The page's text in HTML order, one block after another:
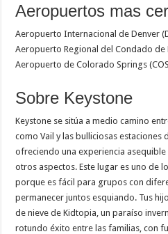
Aeropuertos mas
Aeropuerto Internacional de Denver
Aeropuerto Regional del Condado de
Aeropuerto de Colorado Springs
Sobre Keystone
Keystone se sitúa a medio camino
como Vail y las bulliciosas estaciones
ofreciendo una experiencia
otros aspectos. Este lugar es uno de
porque es fácil para grupos con
permanecer juntos esquiando. Tus
de nieve de Kidtopia, un paraíso
rotundo éxito entre las familias, con